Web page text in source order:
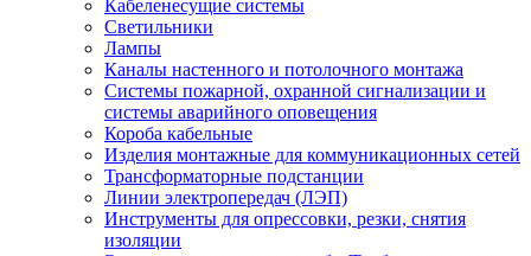
Кабеленесущие системы
Светильники
Лампы
Каналы настенного и потолочного монтажа
Системы пожарной, охранной сигнализации и
системы аварийного оповещения
Короба кабельные
Изделия монтажные для коммуникационных сетей
Трансформаторные подстанции
Линии электропередач (ЛЭП)
Инструменты для опрессовки, резки, снятия
изоляции